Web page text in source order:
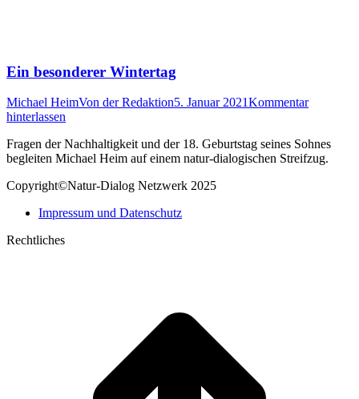
Ein besonderer Wintertag
Michael HeimVon der Redaktion5. Januar 2021Kommentar
hinterlassen
Fragen der Nachhaltigkeit und der 18. Geburtstag seines Sohnes
begleiten Michael Heim auf einem natur-dialogischen Streifzug.
Copyright©Natur-Dialog Netzwerk 2025
Impressum und Datenschutz
Rechtliches